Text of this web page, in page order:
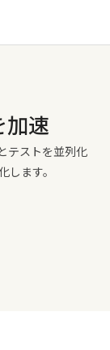
加速
テストを並列化
します。